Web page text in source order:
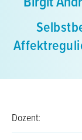
Dozent: